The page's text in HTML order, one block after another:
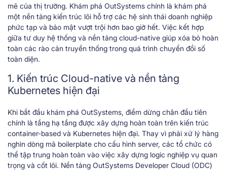
mẽ của thị trường. Khám phá OutSystems chính là khám phá
một nền tảng kiến trúc lõi hỗ trợ các hệ sinh thái doanh nghiệp
phức tạp và bảo mật vượt trội hơn bao giờ hết. Việc kết hợp
giữa tư duy hệ thống và nền tảng cloud-native giúp xóa bỏ hoàn
toàn các rào cản truyền thống trong quá trình chuyển đổi số
toàn diện.
1. Kiến trúc Cloud-native và nền tảng
Kubernetes hiện đại
Khi bắt đầu khám phá OutSystems, điểm dừng chân đầu tiên
chính là tầng hạ tầng được xây dựng hoàn toàn trên kiến trúc
container-based và Kubernetes hiện đại. Thay vì phải xử lý hàng
nghìn dòng mã boilerplate cho cấu hình server, các tổ chức có
thể tập trung hoàn toàn vào việc xây dựng logic nghiệp vụ quan
trọng và cốt lõi. Nền tảng OutSystems Developer Cloud (ODC)